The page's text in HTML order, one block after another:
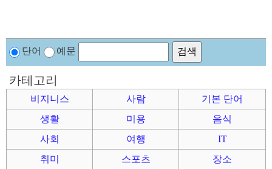
단어 예문
카테고리
비지니스 사람
기본 단어
생활
미용
음식
사회
여행
IT
취미
스포츠
장소